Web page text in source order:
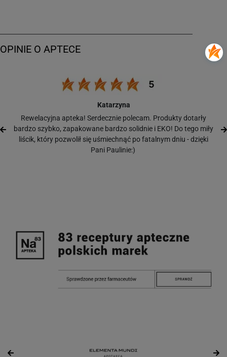
Katarzyna
Rewelacyjna apteka! Serdecznie polecam. Produkty dotarły
bardzo szybko, zapakowane bardzo solidnie i EKO! Do tego miły
liścik, który pozwolił się uśmiechnąć po fatalnym dniu - dzięki
Pani Paulinie:)